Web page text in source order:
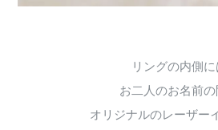
リングの内側に
お二人のお名前の
オリジナルのレーザー